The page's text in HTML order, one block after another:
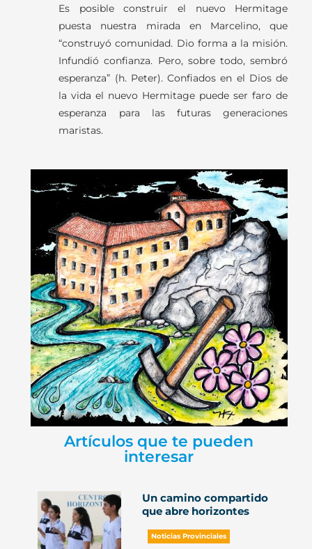
Es posible construir el nuevo Hermitage
puesta nuestra mirada en Marcelino, que
“construyó comunidad. Dio forma a la misión.
Infundió confianza. Pero, sobre todo, sembró
esperanza” (h. Peter). Confiados en el Dios de
la vida el nuevo Hermitage puede ser faro de
esperanza para las futuras generaciones
maristas.
Artículos que te pueden
interesar
Un camino compartido
que abre horizontes
Noticias Provinciales